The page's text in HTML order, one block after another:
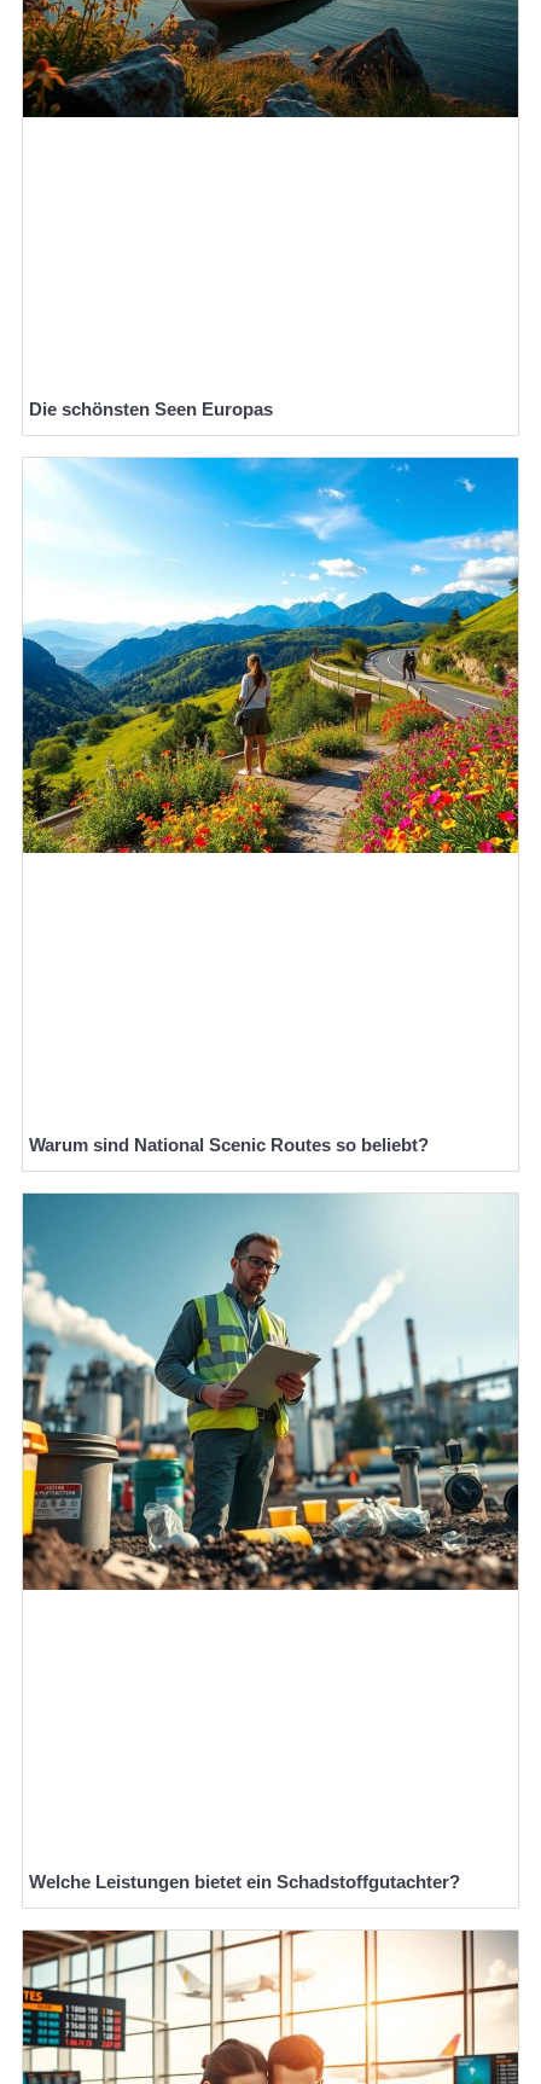
Die schönsten Seen Europas
Warum sind National Scenic Routes so beliebt?
Welche Leistungen bietet ein Schadstoffgutachter?